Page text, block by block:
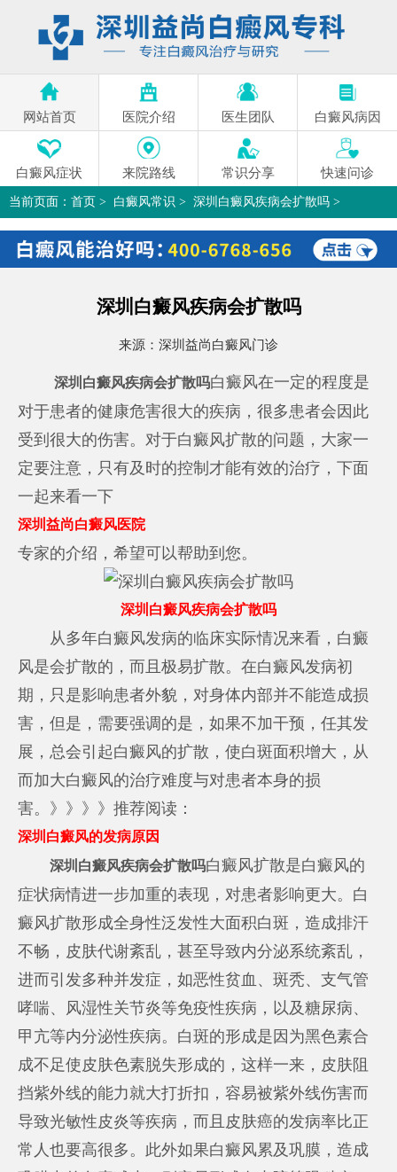
网站首页 医院介绍 医生团队 白癜风病因
白癜风症状 来院路线 常识分享 快速问诊
当前页面： 首页 > 白癜风常识 > 深圳白癜风疾病会扩散吗 >
深圳白癜风疾病会扩散吗
来源： 深圳益尚白癜风门诊
深圳白癜风疾病会扩散吗白癜风在一定的程度是
对于患者的健康危害很大的疾病，很多患者会因此
受到很大的伤害。对于白癜风扩散的问题，大家一
定要注意，只有及时的控制才能有效的治疗，下面
一起来看一下
深圳益尚白癜风医院
专家的介绍，希望可以帮助到您。
深圳白癜风疾病会扩散吗
从多年白癜风发病的临床实际情况来看，白癜
风是会扩散的，而且极易扩散。在白癜风发病初
期，只是影响患者外貌，对身体内部并不能造成损
害，但是，需要强调的是，如果不加干预，任其发
展，总会引起白癜风的扩散，使白斑面积增大，从
而加大白癜风的治疗难度与对患者本身的损
害。》》》》推荐阅读：
深圳白癜风的发病原因
深圳白癜风疾病会扩散吗白癜风扩散是白癜风的
症状病情进一步加重的表现，对患者影响更大。白
癜风扩散形成全身性泛发性大面积白斑，造成排汗
不畅，皮肤代谢紊乱，甚至导致内分泌系统紊乱，
进而引发多种并发症，如恶性贫血、斑秃、支气管
哮喘、风湿性关节炎等免疫性疾病，以及糖尿病、
甲亢等内分泌性疾病。白斑的形成是因为黑色素合
成不足使皮肤色素脱失形成的，这样一来，皮肤阻
挡紫外线的能力就大打折扣，容易被紫外线伤害而
导致光敏性皮炎等疾病，而且皮肤癌的发病率比正
常人也要高很多。此外如果白癜风累及巩膜，造成